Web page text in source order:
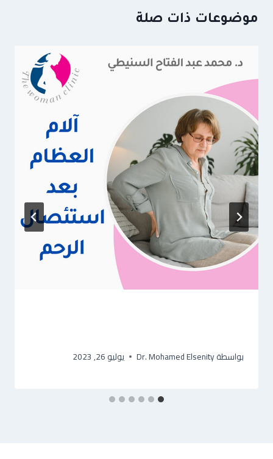
موضوعات ذات صلة
بواسطةDr. Mohamed Elsenity يوليو 26, 2023